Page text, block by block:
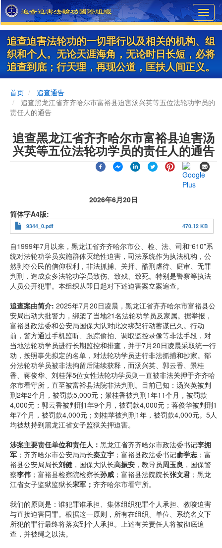
Skip
to
main
content
追查迫害法轮功的一切罪行以及相关的机构、组
织和个人。无论天涯海角，无论时日长短，必将
追查到底；行天理，再现公道，匡扶人间正义。
首页
追查通告
追查黑龙江省齐齐哈尔市富裕县迫害汤兴英等五位法轮功学员的
责任人的通告
追查黑龙江省齐齐哈尔市富裕县迫害汤
兴英等五位法轮功学员的责任人的通告
2026年6月20日
简体字A4版
9344_0.pdf 470.12 KB
自1999年7月以来，黑龙江省齐齐哈尔市公、检、法、司和“610”系
统对法轮功学员实施群体灭绝性迫害，司法系统作为执法机构，公
然剥夺公民的信仰权利，非法抓捕、关押、酷刑虐待、庭审、无罪
判刑，造成众多法轮功学员致伤、致残、致死。特别是警察等执法
人员公开犯罪。本组织从即日起对下述迫害案立案追查。
追查案由简介: 2025年7月20日凌晨，黑龙江省齐齐哈尔市富裕县公
安局出动大批警力，绑架了当地21名法轮功学员及家属。据举报，
富裕县政法委和公安局国保大队对此次绑架行动蓄谋已久。行动
前，警方通过手机监听、跟踪偷拍、调取监控录像等非法手段，对
当地法轮功学员进行长期监控和排查，并于7月20日凌晨采取统一行
动，按照事先拟定的名单，对法轮功学员进行非法抓捕和抄家。部
分法轮功学员被非法拘留后陆续获释，而汤兴英、郭云香、景桂
香、蒋俊华、刘桂萍5位女性法轮功学员则一直被非法关押于齐齐哈
尔市看守所，直至被富裕县法院非法判刑。目前已知：汤兴英被判
刑2年2个月，被罚款5,000元；景桂香被判刑1年11个月，被罚款
4,000元；郭云香被判刑1年9个月，被罚款4,000元；蒋俊华被判刑1
年7个月，被罚款4,000元；刘桂苹被判刑1年，被罚款4,000元。5人
均被劫持到黑龙江省女子监狱关押迫害。
涉案主要责任单位和责任人： 黑龙江省齐齐哈尔市政法委书记李拥
军 ；齐齐哈尔市公安局局长秦立宇 ；富裕县政法委书记俞学志；富
裕县公安局局长刘健 ，国保大队长高振安 ，教导员周玉良 ，国保警
察李伟 ；富裕县检察院检察长孙威 ；富裕县法院院长张文君 ；黑龙
江省女子监狱监狱长宋军； 齐齐哈尔市看守所。
我们的原则是：谁犯罪谁承担、集体组织犯罪个人承担、教唆迫害
与直接迫害同罪。根据这一原则，所有在组织、单位、系统名义下
所犯的罪行最终将落实到个人承担。上述有关责任人将被彻底追
查，并被绳之以法。